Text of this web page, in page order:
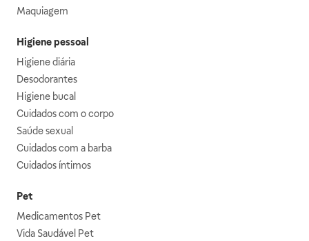
Maquiagem
Higiene pessoal
Higiene diária
Desodorantes
Higiene bucal
Cuidados com o corpo
Saúde sexual
Cuidados com a barba
Cuidados íntimos
Pet
Medicamentos Pet
Vida Saudável Pet